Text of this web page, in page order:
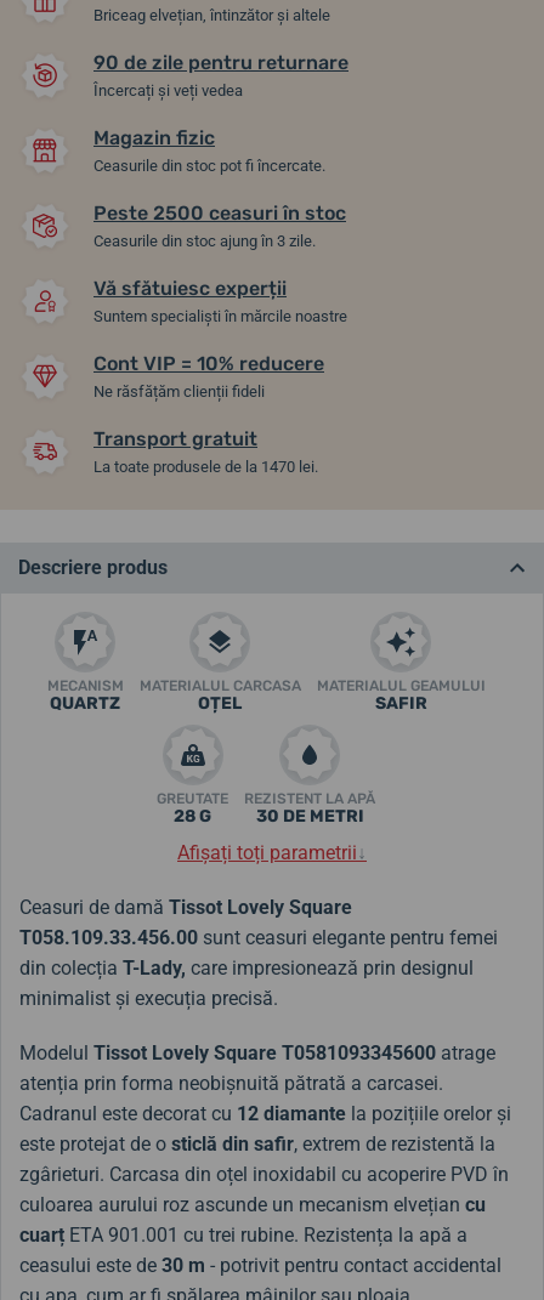
Briceag elvețian, întinzător și altele
90 de zile pentru returnare
Încercați și veți vedea
Magazin fizic
Ceasurile din stoc pot fi încercate.
Peste 2500 ceasuri în stoc
Ceasurile din stoc ajung în 3 zile.
Vă sfătuiesc experții
Suntem specialiști în mărcile noastre
Cont VIP = 10% reducere
Ne răsfățăm clienții fideli
Transport gratuit
La toate produsele de la 1470 lei.
Descriere produs
MECANISM
QUARTZ
MATERIALUL CARCASA
OȚEL
MATERIALUL GEAMULUI
SAFIR
GREUTATE
28 G
REZISTENT LA APĂ
30 DE METRI
Afișați toți parametrii↓
Ceasuri de damă Tissot Lovely Square
T058.109.33.456.00 sunt ceasuri elegante pentru femei
din colecția T-Lady, care impresionează prin designul
minimalist și execuția precisă.
Modelul Tissot Lovely Square T0581093345600 atrage
atenția prin forma neobișnuită pătrată a carcasei.
Cadranul este decorat cu 12 diamante la pozițiile orelor și
este protejat de o sticlă din safir, extrem de rezistentă la
zgârieturi. Carcasa din oțel inoxidabil cu acoperire PVD în
culoarea aurului roz ascunde un mecanism elvețian cu
cuarț ETA 901.001 cu trei rubine. Rezistența la apă a
ceasului este de 30 m - potrivit pentru contact accidental